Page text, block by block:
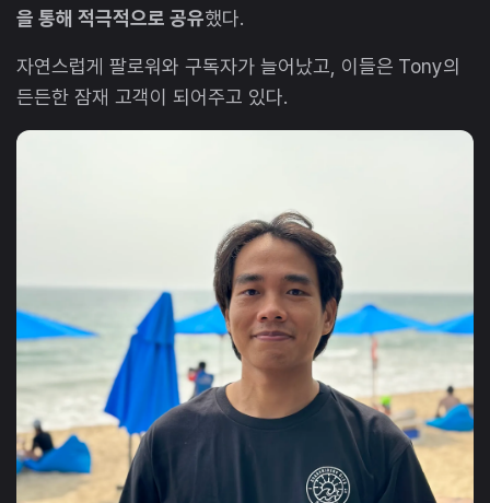
을 통해 적극적으로 공유했다.
자연스럽게 팔로워와 구독자가 늘어났고, 이들은 Tony의
든든한 잠재 고객이 되어주고 있다.